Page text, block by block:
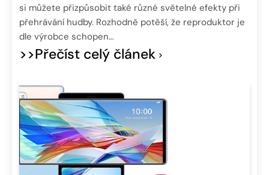
si můžete přizpůsobit také různé světelné efekty při
přehrávání hudby. Rozhodně potěší, že reproduktor je
dle výrobce schopen…
>>Přečíst celý článek